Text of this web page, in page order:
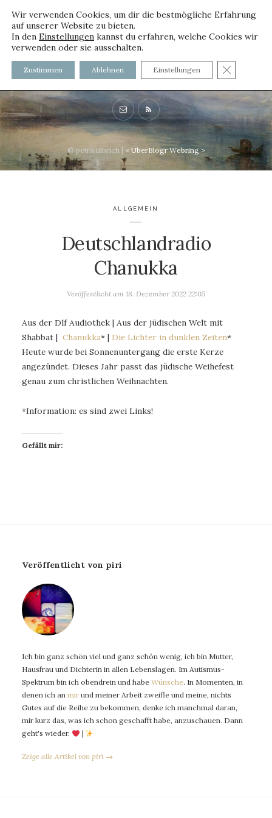
voller worte - mit und ohne
Innenfutter
© petra ulbrich | < UberBlogr Webring >
ALLGEMEIN
Deutschlandradio
Chanukka
Veröffentlicht am 18. Dezember 2022 22:05
Aus der Dlf Audiothek | Aus der jüdischen Welt mit
Shabbat | Chanukka* | Die Lichter in dunklen Zeiten*
Heute wurde bei Sonnenuntergang die erste Kerze
angezündet. Dieses Jahr passt das jüdische Weihefest
genau zum christlichen Weihnachten.
*Information: es sind zwei Links!
Gefällt mir:
Veröffentlicht von piri
Ich bin ganz schön viel und ganz schön wenig, ich bin Mutter,
Hausfrau und Dichterin in allen Lebenslagen. Im Autismus-
Spektrum bin ich obendrein und habe Wünsche. In Momenten, in
denen ich an mir und meiner Arbeit zweifle und meine, nichts
Gutes auf die Reihe zu bekommen, denke ich manchmal daran,
mir kurz das, was ich schon geschafft habe, anzuschauen. Dann
geht's wieder.
|
Zeige alle Artikel von piri →
Wir verwenden Cookies, um dir die bestmögliche Erfahrung
auf unserer Website zu bieten.
In den Einstellungen kannst du erfahren, welche Cookies wir
verwenden oder sie ausschalten.
Zustimmen Ablehnen Einstellungen GDPR